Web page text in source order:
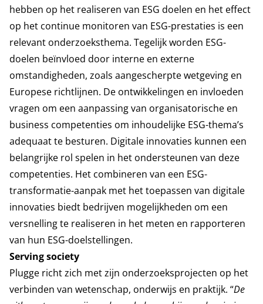
hebben op het realiseren van ESG doelen en het effect
op het continue monitoren van ESG-prestaties is een
relevant onderzoeksthema. Tegelijk worden ESG-
doelen beïnvloed door interne en externe
omstandigheden, zoals aangescherpte wetgeving en
Europese richtlijnen. De ontwikkelingen en invloeden
vragen om een aanpassing van organisatorische en
business competenties om inhoudelijke ESG-thema’s
adequaat te besturen. Digitale innovaties kunnen een
belangrijke rol spelen in het ondersteunen van deze
competenties. Het combineren van een ESG-
transformatie-aanpak met het toepassen van digitale
innovaties biedt bedrijven mogelijkheden om een
versnelling te realiseren in het meten en rapporteren
van hun ESG-doelstellingen.
Serving society
Plugge richt zich met zijn onderzoeksprojecten op het
verbinden van wetenschap, onderwijs en praktijk. “De